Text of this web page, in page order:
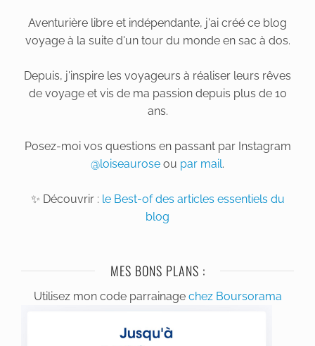
Aventurière libre et indépendante, j'ai créé ce blog
voyage à la suite d'un tour du monde en sac à dos.
Depuis, j'inspire les voyageurs à réaliser leurs rêves
de voyage et vis de ma passion depuis plus de 10
ans.
Posez-moi vos questions en passant par Instagram
@loiseaurose ou par mail.
✨ Découvrir : le Best-of des articles essentiels du
blog
MES BONS PLANS :
Utilisez mon code parrainage chez Boursorama